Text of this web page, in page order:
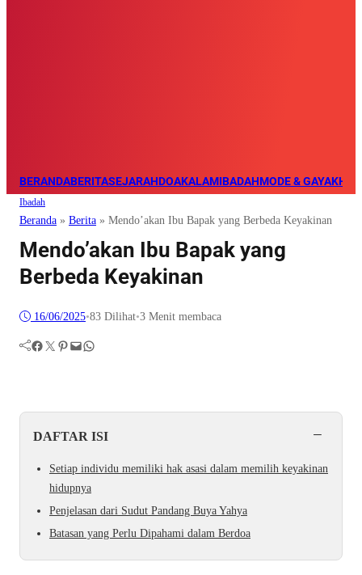
BERANDABERITASEJARAHDOAKALAMIBADAHMODE & GAYA
Ibadah
Beranda » Berita » Mendo’akan Ibu Bapak yang Berbeda Keyakinan
Mendo’akan Ibu Bapak yang
Berbeda Keyakinan
16/06/2025•83 Dilihat•3 Menit membaca
Facebook Twitter Pinterest Mail WhatsApp
DAFTAR ISI −
Setiap individu memiliki hak asasi dalam memilih keyakinan
hidupnya
Penjelasan dari Sudut Pandang Buya Yahya
Batasan yang Perlu Dipahami dalam Berdoa